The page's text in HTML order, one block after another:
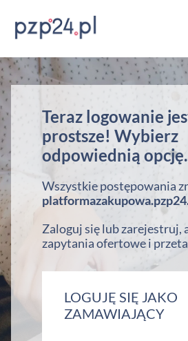
Teraz logowanie
prostsze! Wybierz
odpowiednią opcję.
Wszystkie postępowania
Zaloguj się lub zarejestruj,
zapytania ofertowe i
LOGUJĘ SIĘ JAKO
ZAMAWIAJĄCY